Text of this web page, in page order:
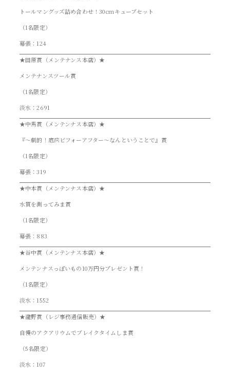
トールマングッズ詰め合わせ！30cmキューブセット
（1名限定）
幕張：124
★田原賞（メンテナンス本店）★
メンテナンスツール賞
（1名限定）
淡水：2691
★中馬賞（メンテンナス本店）★
『～劇的！底床ビフォーアフター～なんということで』賞
（1名限定）
幕張：319
★中本賞（メンテンナス本店）★
水質を測ってみま賞
（1名限定）
幕張：883
★谷中賞（メンテンナス本店）★
メンテンナスっぽいもの10万円分プレゼント賞！
（1名限定）
淡水：1552
★瀧野賞（レジ事務通信販売）★
自慢のアクアリウムでブレイクタイムしま賞
（5名限定）
淡水：107